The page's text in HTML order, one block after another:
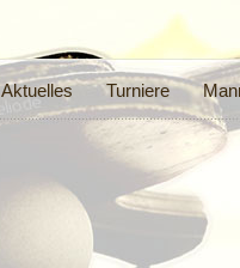
Aktuelles Turniere